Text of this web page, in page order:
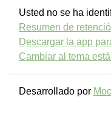
Usted no se ha
Resumen de
Descargar la app
Cambiar al tema
Desarrollado por